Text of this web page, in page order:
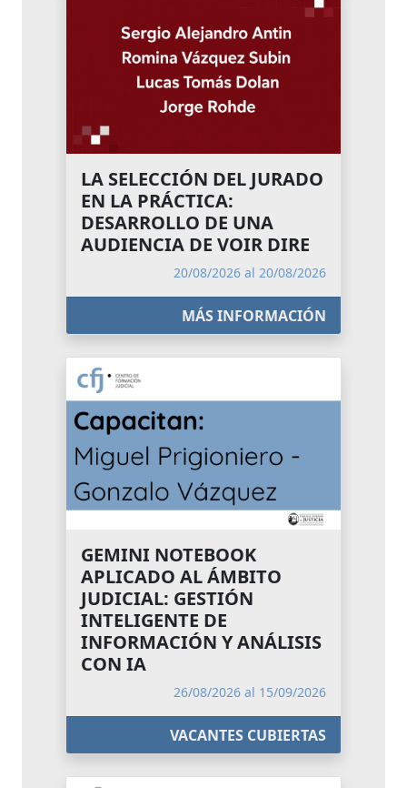
LA SELECCIÓN DEL JURADO
EN LA PRÁCTICA:
DESARROLLO DE UNA
AUDIENCIA DE VOIR DIRE
20/08/2026 al 20/08/2026
MÁS INFORMACIÓN
GEMINI NOTEBOOK
APLICADO AL ÁMBITO
JUDICIAL: GESTIÓN
INTELIGENTE DE
INFORMACIÓN Y ANÁLISIS
CON IA
26/08/2026 al 15/09/2026
VACANTES CUBIERTAS